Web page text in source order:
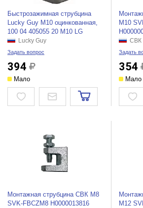
Быстрозажимная струбцина
Lucky Guy М10 оцинкованная,
100 04 405055 20 М10 LG
Lucky Guy
Задать вопрос
394
Мало
М10
СВК
Задать
354
Мало
Монтажная струбцина СВК М8
SVK-FBCZM8 Н0000013816
М12